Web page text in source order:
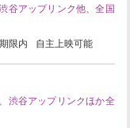
谷アップリンク他、全国
限内 自主上映可能
渋谷アップリンクほか全